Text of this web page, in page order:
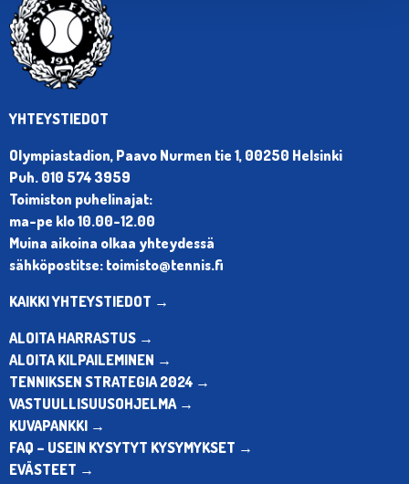
YHTEYSTIEDOT
Olympiastadion, Paavo Nurmen tie 1, 00250 Helsinki
Puh. 010 574 3959
Toimiston puhelinajat:
ma-pe klo 10.00-12.00
Muina aikoina olkaa yhteydessä
sähköpostitse: toimisto@tennis.fi
KAIKKI YHTEYSTIEDOT →
ALOITA HARRASTUS →
ALOITA KILPAILEMINEN →
TENNIKSEN STRATEGIA 2024 →
VASTUULLISUUSOHJELMA →
KUVAPANKKI →
FAQ – USEIN KYSYTYT KYSYMYKSET →
EVÄSTEET →